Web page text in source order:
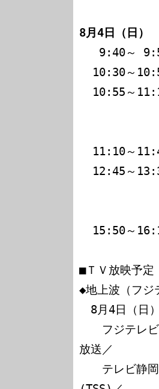
8月4日（日）
■ＴＶ放映予定
◆地上波（フジ
8月4日（日
フジテレビ
放送／
テレビ静岡